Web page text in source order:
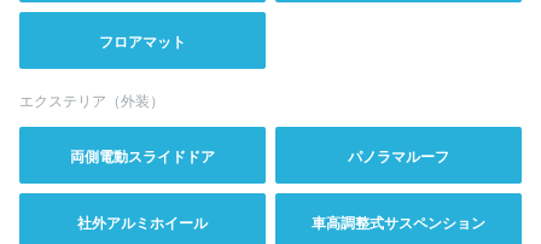
フロアマット
エクステリア（外装）
両側電動スライドドア パノラマルーフ
社外アルミホイール 車高調整式サスペンション